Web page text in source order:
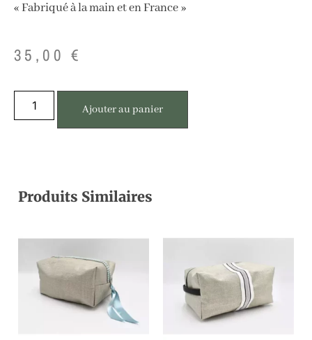
« Fabriqué à la main et en France »
35,00€
Ajouter au panier
Produits Similaires